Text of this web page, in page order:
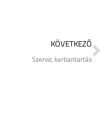
KÖVETKEZŐ
Szerviz, karbantartás